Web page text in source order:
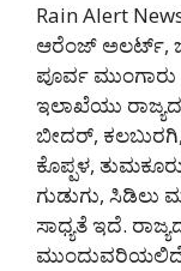
Rain Alert
ಆರೆಂಜ್ ಅಲರ್ಟ್,
ಪೂರ್ವ
ಇಲಾಖೆಯು
ಬೀದರ್,
ಕೊಪ್ಪಳ,
ಗುಡುಗು, ಸಿಡಿಲು
ಸಾಧ್ಯತೆ ಇದೆ.